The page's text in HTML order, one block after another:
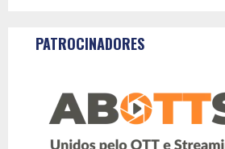
PATROCINADORES